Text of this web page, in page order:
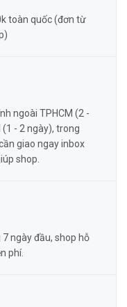
toàn quốc (đơn từ
ngoài TPHCM (2 -
(1 - 2 ngày), trong
giao ngay inbox
shop.
ngày đầu, shop hỗ
phí.